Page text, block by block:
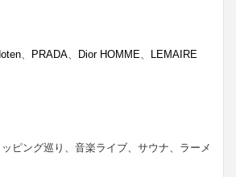
、 PRADA、 Dior HOMME、 LEMAIRE
ピング巡り、音楽ライブ、サウナ、ラーメ